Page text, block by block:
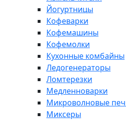
Йогуртницы
Кофеварки
Кофемашины
Кофемолки
Кухонные комбайны
Ледогенераторы
Ломтерезки
Медленноварки
Микроволновые
Миксеры